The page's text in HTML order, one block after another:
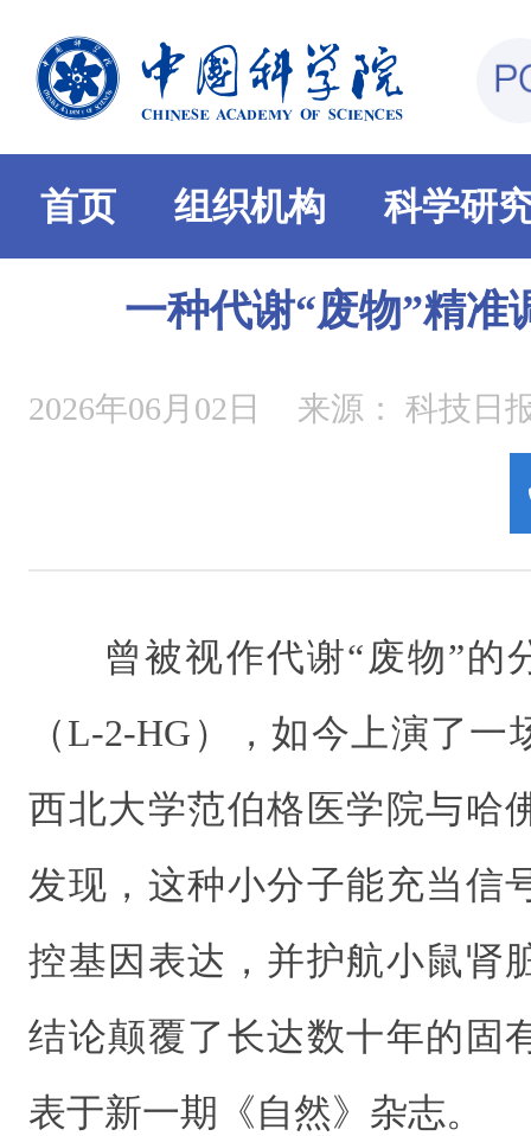
首页 组织机构 科学研
一种代谢“废物”精准
2026年06月02日 来源： 科技日
曾被视作代谢“废物”的
（L-2-HG），如今上演了
西北大学范伯格医学院与哈
发现，这种小分子能充当信
控基因表达，并护航小鼠肾
结论颠覆了长达数十年的固
表于新一期《自然》杂志。